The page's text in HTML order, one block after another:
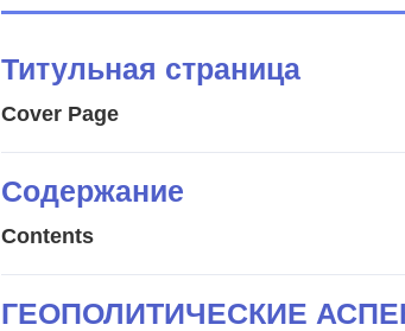
Титульная страница
Cover Page
Содержание
Сontents
ГЕОПОЛИТИЧЕСКИЕ